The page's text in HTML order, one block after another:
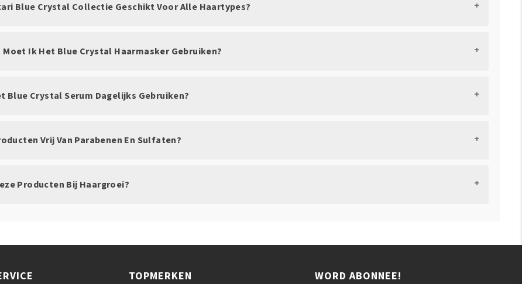
Blue Crystal Collectie Geschikt Voor Alle Haartypes?
Moet Ik Het Blue Crystal Haarmasker Gebruiken?
Blue Crystal Serum Dagelijks Gebruiken?
Vrij Van Parabenen En Sulfaten?
Producten Bij Haargroei?
TOPMERKEN WORD ABONNEE!